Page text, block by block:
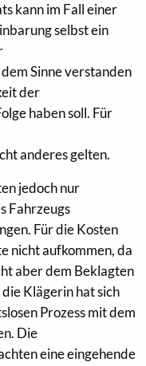
kann im Fall einer
selbst ein
Sinne verstanden
der
haben soll. Für
anderes gelten.
jedoch nur
Fahrzeugs
Für die Kosten
nicht aufkommen, da
aber dem Beklagten
Klägerin hat sich
Prozess mit dem
Die
eine eingehende